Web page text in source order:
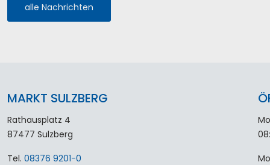
alle Nachrichten
MARKT SULZBERG
Rathausplatz 4
87477 Sulzberg
Tel. 08376 9201-0